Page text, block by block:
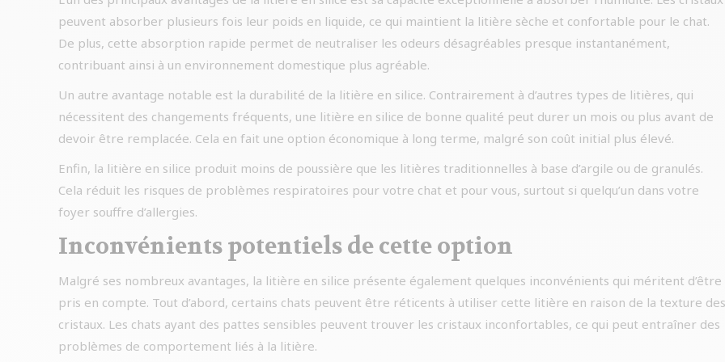
peuvent absorber plusieurs fois leur poids en liquide, ce qui maintient la litière sèche et confortable pour le chat.
De plus, cette absorption rapide permet de neutraliser les odeurs désagréables presque instantanément,
contribuant ainsi à un environnement domestique plus agréable.
Un autre avantage notable est la durabilité de la litière en silice. Contrairement à d’autres types de litières, qui
nécessitent des changements fréquents, une litière en silice de bonne qualité peut durer un mois ou plus avant de
devoir être remplacée. Cela en fait une option économique à long terme, malgré son coût initial plus élevé.
Enfin, la litière en silice produit moins de poussière que les litières traditionnelles à base d’argile ou de granulés.
Cela réduit les risques de problèmes respiratoires pour votre chat et pour vous, surtout si quelqu’un dans votre
foyer souffre d’allergies.
Inconvénients potentiels de cette option
Malgré ses nombreux avantages, la litière en silice présente également quelques inconvénients qui méritent d’être
pris en compte. Tout d’abord, certains chats peuvent être réticents à utiliser cette litière en raison de la texture des
cristaux. Les chats ayant des pattes sensibles peuvent trouver les cristaux inconfortables, ce qui peut entraîner des
problèmes de comportement liés à la litière.